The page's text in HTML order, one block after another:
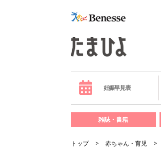
妊娠早見表
雑誌・書籍
トップ 赤ちゃん・育児